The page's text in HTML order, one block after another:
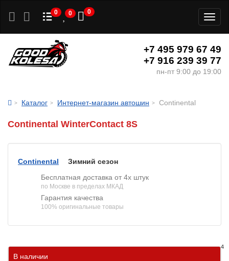
0 0 0
+7 495 979 67 49
+7 916 239 39 77
пн-пт 9:00 до 19:00
Каталог Интернет-магазин автошин Continental
Continental WinterContact 8S
Continental
Зимний сезон
Бесплатная доставка от 4х штук
по Москве в пределах МКАД
Гарантия качества
100% оригинальные товары
В наличии
4